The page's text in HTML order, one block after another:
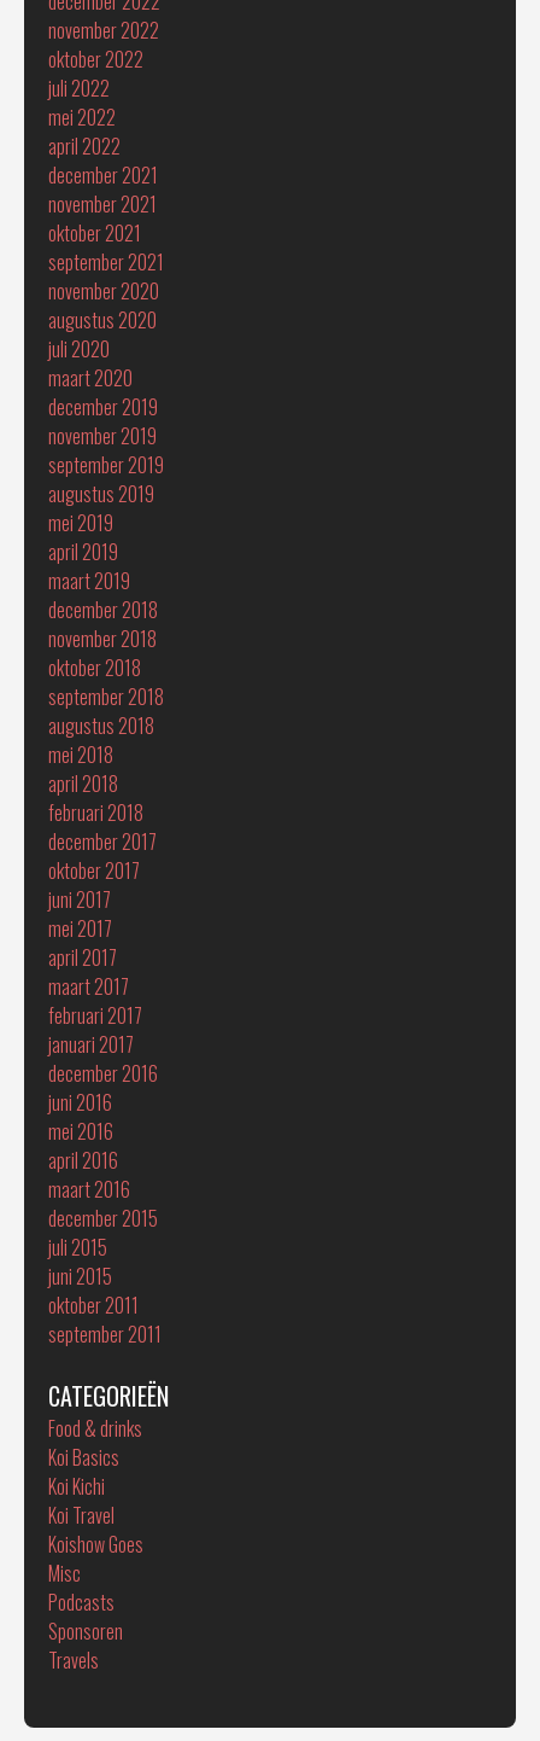
november 2022
oktober 2022
juli 2022
mei 2022
april 2022
december 2021
november 2021
oktober 2021
september 2021
november 2020
augustus 2020
juli 2020
maart 2020
december 2019
november 2019
september 2019
augustus 2019
mei 2019
april 2019
maart 2019
december 2018
november 2018
oktober 2018
september 2018
augustus 2018
mei 2018
april 2018
februari 2018
december 2017
oktober 2017
juni 2017
mei 2017
april 2017
maart 2017
februari 2017
januari 2017
december 2016
juni 2016
mei 2016
april 2016
maart 2016
december 2015
juli 2015
juni 2015
oktober 2011
september 2011
CATEGORIEËN
Food & drinks
Koi Basics
Koi Kichi
Koi Travel
Koishow Goes
Misc
Podcasts
Sponsoren
Travels